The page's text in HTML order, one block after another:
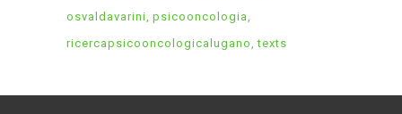
osvaldavarini psicooncologia
ricercapsicooncologicalugano texts